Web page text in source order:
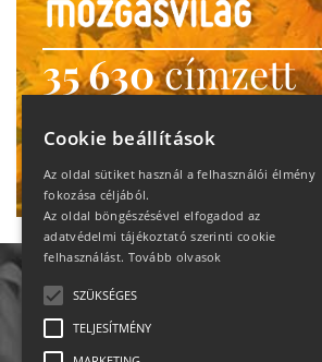
35 630címzett
heti motiváció
Ne maradj le!
Cookie beállítások
Az oldal sütiket használ a felhasználói élmény
fokozása céljából.
Az oldal böngészésével elfogadod az
adatvédelmi tájékoztató szerinti cookie
felhasználást. Tovább olvasok
SZÜKSÉGES
TELJESÍTMÉNY